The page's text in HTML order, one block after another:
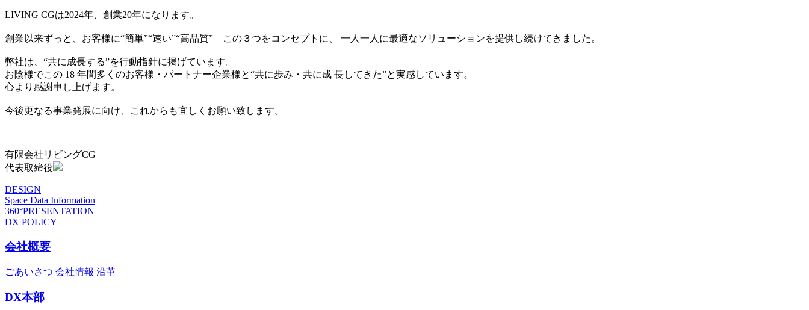
LIVING CGは2024年、創業20年になります。
創業以来ずっと、お客様に“簡単”“速い”“高品質” この３つをコンセプトに、 一人一人に最適なソリューションを提供し続けてきました。
弊社は、“共に成長する”を行動指針に掲げています。
お陰様でこの 18 年間多くのお客様・パートナー企業様と“共に歩み・共に成 長してきた”と実感しています。
心より感謝申し上げます。
今後更なる事業発展に向け、これからも宜しくお願い致します。
有限会社リビングCG
代表取締役
DESIGN
Space Data Information
360°PRESENTATION
DX POLICY
会社概要
ごあいさつ 会社情報 沿革
DX本部